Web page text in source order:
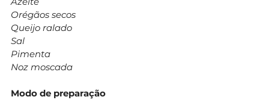
Orégãos secos
Queijo ralado
Sal
Pimenta
Noz moscada
Modo de preparação